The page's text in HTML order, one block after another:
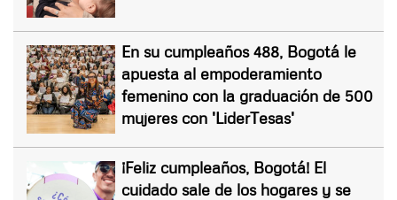
En su cumpleaños 488, Bogotá le
apuesta al empoderamiento
femenino con la graduación de 500
mujeres con 'LiderTesas'
¡Feliz cumpleaños, Bogotá! El
cuidado sale de los hogares y se